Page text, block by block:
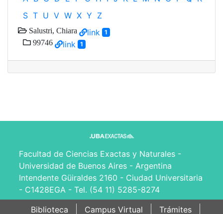
S T U V W X Y Z
Salustri, Chiara link 1
99746 link 1
Facultad de Ciencias Exactas y Naturales -
Universidad de Buenos Aires - Argentina
Intendente Güiraldes 2160 - Ciudad Universitaria
- C1428EGA - Tel. (54 11) 5285-8274
Biblioteca
Campus Virtual Trámites